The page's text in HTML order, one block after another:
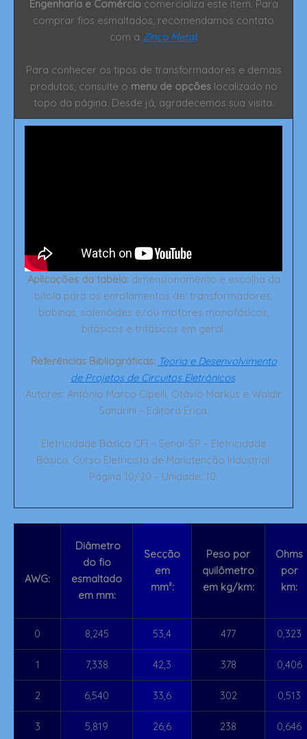
Engenharia e Comérciocomercializa este item. Para
comprar fios esmaltados, recomendamos contato
com a Zinco Metal.
Para conhecer os tipos de transformadores e demais
produtos, consulte o menu de opçõeslocalizado no
topo da página. Desde já, agradecemos sua visita.
Aplicações da tabela:dimensionamento e escolha da
bitola para os enrolamentos de: transformadores,
bobinas, solenóides e/ou motores monofásicos,
bifásicos e trifásicos em geral.
Referências Bibliográficas: Teoria e Desenvolvimento
de Projetos de Circuitos Eletrônicos.
Autores: Antônio Marco Cipelli, Otávio Markus e Waldir
Sandrini – Editora Érica.
Eletricidade Básica CFI – Senai-SP – Eletricidade
Básica. Curso Eletricista de Manutenção Industrial.
Página 10/20 – Unidade: 10.
AWG:
Diâmetro
do fio
esmaltado
em mm:
Secção
em
mm²:
Peso por
quilômetro
em kg/km:
Ohms
por
km:
0 8,245 53,4 477 0,323
1 7,338 42,3 378 0,406
2 6,540 33,6 302 0,513
3 5,819 26,6 238 0,646